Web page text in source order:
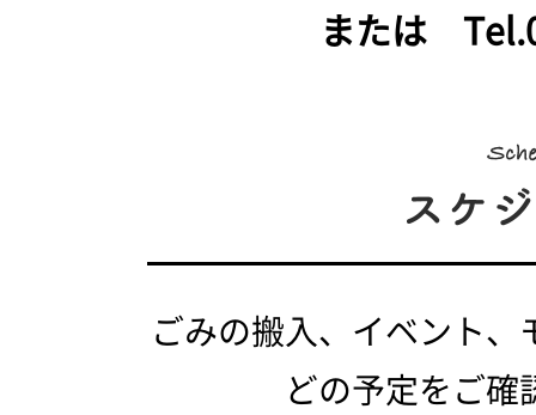
または
ごみの搬入、イベント
どの予定をご